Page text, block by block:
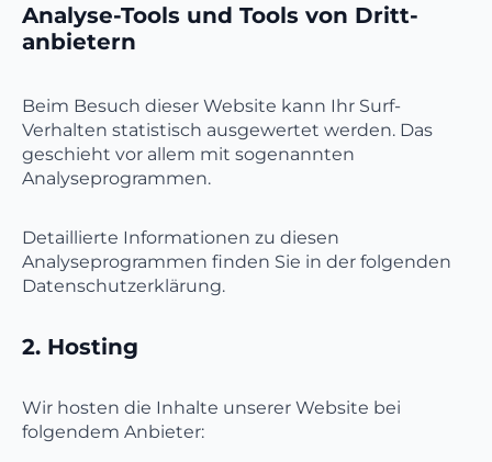
Analyse-Tools und Tools von Dritt­
anbietern
Beim Besuch dieser Website kann Ihr Surf-
Verhalten statistisch ausgewertet werden. Das
geschieht vor allem mit sogenannten
Analyseprogrammen.
Detaillierte Informationen zu diesen
Analyseprogrammen finden Sie in der folgenden
Datenschutzerklärung.
2. Hosting
Wir hosten die Inhalte unserer Website bei
folgendem Anbieter: